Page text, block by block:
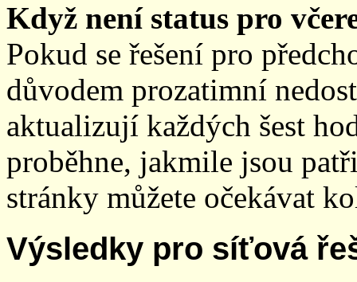
Když není status pro
Pokud se řešení pro
důvodem prozatimní
aktualizují každých šest
proběhne, jakmile jsou
stránky můžete očekávat
Výsledky pro síťová